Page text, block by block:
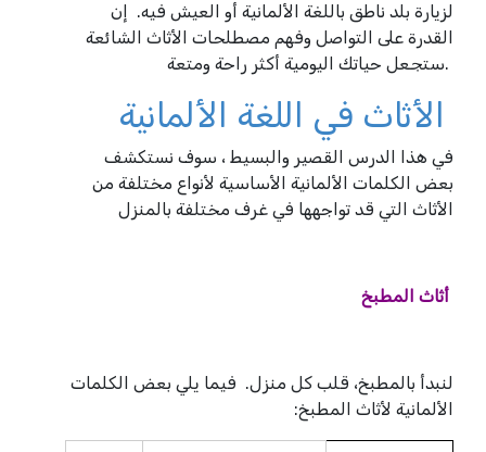
لزيارة بلد ناطق باللغة الألمانية أو العيش فيه. إن
القدرة على التواصل وفهم مصطلحات الأثاث الشائعة
ستجعل حياتك اليومية أكثر راحة ومتعة.
في هذا الدرس القصير والبسيط ، سوف نستكشف
بعض الكلمات الألمانية الأساسية لأنواع مختلفة من
الأثاث التي قد تواجهها في غرف مختلفة بالمنزل
لنبدأ بالمطبخ، قلب كل منزل. فيما يلي بعض الكلمات
الألمانية لأثاث المطبخ: